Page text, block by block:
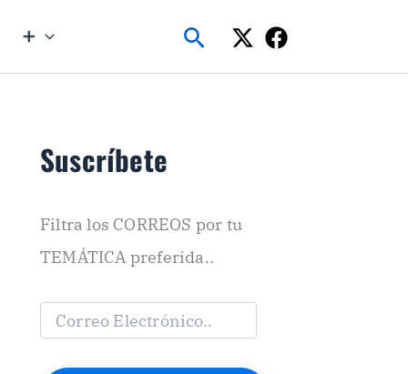
➕ Buscar
Suscríbete
Filtra los CORREOS por tu
TEMÁTICA preferida..
C